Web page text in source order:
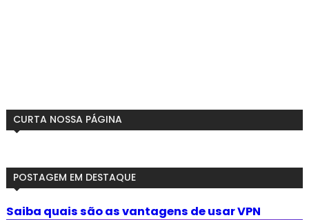
CURTA NOSSA PÁGINA
POSTAGEM EM DESTAQUE
Saiba quais são as vantagens de usar VPN